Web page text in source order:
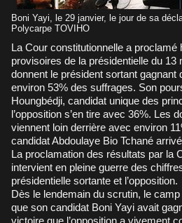
Boni Yayi, le 29 janvier, le jour de sa
Polycarpe TOVIHO
La Cour constitutionnelle a proclamé hier les résultats
provisoires de la présidentielle du
donnent le président sortant gagnant
environ 53% des suffrages. Son
Houngbédji, candidat unique des
l’opposition s’en tire avec 36%. Les
viennent loin derrière avec environ
candidat Abdoulaye Bio Tchané
La proclamation des résultats par la
intervient en pleine guerre des
présidentielle sortante et l’opposition.
Dès le lendemain du scrutin, le
que son candidat Boni Yayi avait
victoire que l’opposition a vivement